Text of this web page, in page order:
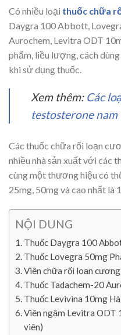
Có nhiều loại thuốc chữa
Daygra 100 Abbott,
Aurochem, Levitra ODT
phẩm, liều lượng, cách
khi sử dụng thuốc.
Xem thêm: Các
testosterone nam
Các thuốc chữa rối loạn
nhiều nhà sản xuất với các
cùng một thương hiệu có
25mg, 50mg và cao nhất là
NỘI DUNG
Thuốc Daygra 100
Thuốc Lovegra 50mg
Viên chữa rối loạn
Thuốc Tadachem-20
Thuốc Levivina 10mg
Viên ngậm Levitra ODT
viên)